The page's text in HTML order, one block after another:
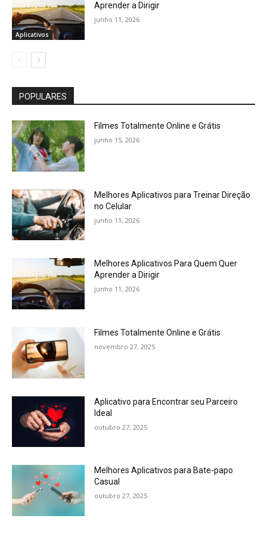
Aplicativos
Aprender a Dirigir
junho 11, 2026
POPULARES
Filmes Totalmente Online e Grátis
junho 15, 2026
Melhores Aplicativos para Treinar Direção
no Celular
junho 11, 2026
Melhores Aplicativos Para Quem Quer
Aprender a Dirigir
junho 11, 2026
Filmes Totalmente Online e Grátis
novembro 27, 2025
Aplicativo para Encontrar seu Parceiro
Ideal
outubro 27, 2025
Melhores Aplicativos para Bate-papo
Casual
outubro 27, 2025